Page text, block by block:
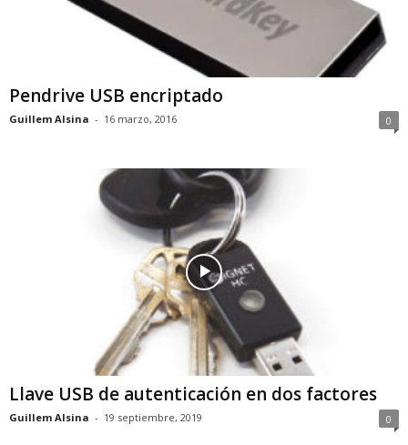
Pendrive USB encriptado
Guillem Alsina - 16 marzo, 2016 0
Llave USB de autenticación en dos factores
Guillem Alsina - 19 septiembre, 2019 0